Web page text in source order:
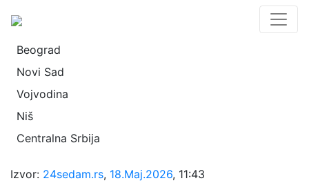
Beograd
Novi Sad
Vojvodina
Niš
Centralna Srbija
Izvor: 24sedam.rs, 18.Maj.2026, 11:43